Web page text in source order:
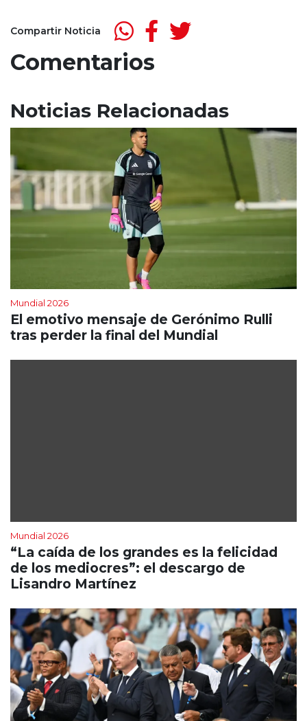
Compartir Noticia
Comentarios
Noticias Relacionadas
Mundial 2026
El emotivo mensaje de Gerónimo Rulli
tras perder la final del Mundial
Mundial 2026
“La caída de los grandes es la felicidad
de los mediocres”: el descargo de
Lisandro Martínez